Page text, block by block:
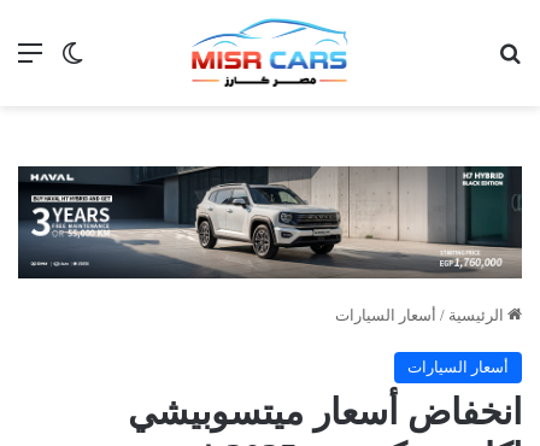
الوضع
الرئيسية / أسعار السيارات
أسعار السيارات
انخفاض أسعار ميتسوبيشي